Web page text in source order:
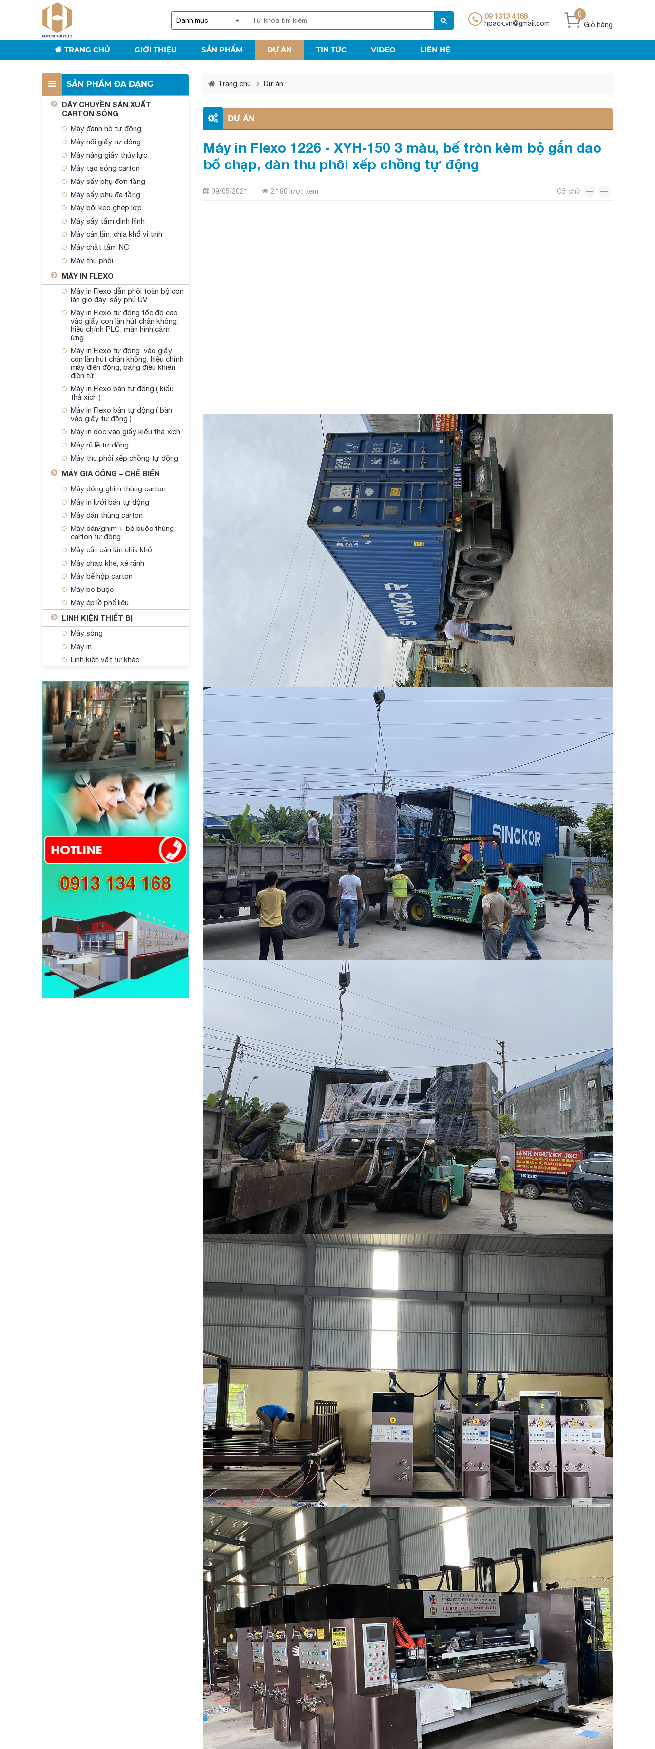
09 1313 4168
hpack.vn@gmail.com
0
Giỏ hàng
TRANG CHỦ GIỚI THIỆU SẢN PHẨM DỰ ÁN TIN TỨC VIDEO LIÊN HỆ
SẢN PHẨM ĐA DẠNG
DÂY CHUYỀN SẢN XUẤT
CARTON SÓNG
Máy đánh hồ tự động
Máy nối giấy tự động
Máy nâng giấy thủy lực
Máy tạo sóng carton
Máy sấy phụ đơn tầng
Máy sấy phụ đa tầng
Máy bôi keo ghép lớp
Máy sấy tấm định hình
Máy cán lằn, chia khổ vi tính
Máy chặt tấm NC
Máy thu phôi
MÁY IN FLEXO
Máy in Flexo dẫn phôi toàn bộ con
lăn gió đáy, sấy phủ UV
Máy in Flexo tự động tốc độ cao,
vào giấy con lăn hút chân không,
hiệu chỉnh PLC, màn hình cảm
ứng.
Máy in Flexo tự động, vào giấy
con lăn hút chân không, hiệu chỉnh
máy điện động, bảng điều khiển
điện tử.
Máy in Flexo bán tự động ( kiểu
thả xích )
Máy in Flexo bán tự động ( bàn
vào giấy tự động )
Máy in dọc vào giấy kiểu thả xích
Máy rũ lề tự động
Máy thu phôi xếp chồng tự động
MÁY GIA CÔNG – CHẾ BIẾN
Máy đóng ghim thùng carton
Máy in lưới bán tự động
Máy dán thùng carton
Máy dán/ghim + bó buộc thùng
carton tự động
Máy cắt cán lằn chia khổ
Máy chạp khe, xẻ rãnh
Máy bế hộp carton
Máy bó buộc
Máy ép lề phế liệu
LINH KIỆN THIẾT BỊ
Máy sóng
Máy in
Linh kiện vật tư khác
Trang chủ Dự án
DỰ ÁN
Máy in Flexo 1226 - XYH-150 3 màu, bế tròn kèm bộ gắn dao
bổ chạp, dàn thu phôi xếp chồng tự động
09/05/2021 2.180 lượt xem Cỡ chữ